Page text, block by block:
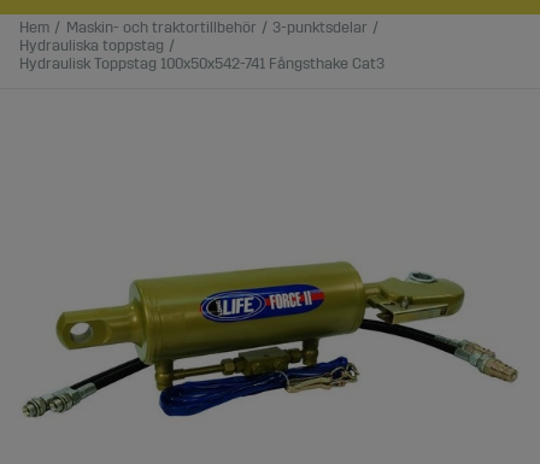
Hem Maskin- och traktortillbehör
3-punktsdelar
Hydrauliska toppstag
Hydraulisk Toppstag 100x50x542-741 Fångsthake Cat3